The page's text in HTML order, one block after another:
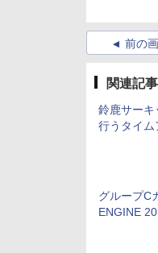
前の
関連記事
鈴鹿サーキ
行うタイ
グループC
ENGINE